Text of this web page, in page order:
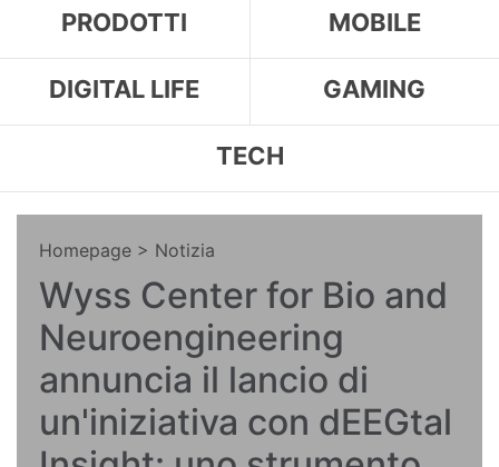
PRODOTTI MOBILE
DIGITAL LIFE GAMING
TECH
Homepage > Notizia
Wyss Center for Bio and
Neuroengineering
annuncia il lancio di
un'iniziativa con dEEGtal